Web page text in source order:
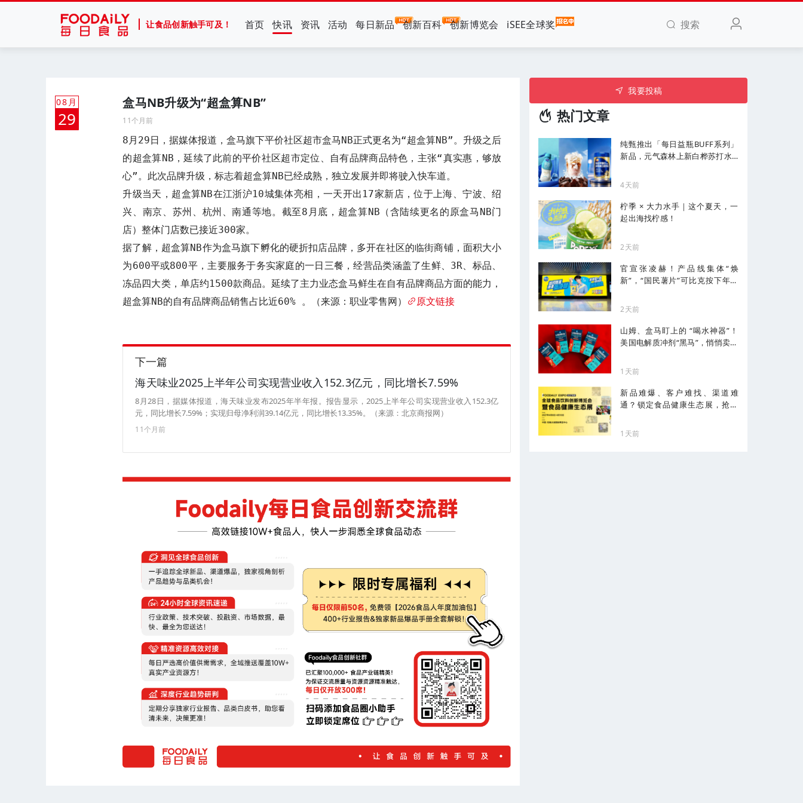
让食品创新触手可及！ 首页 快讯 资讯 活动 每日新品 创新百科 创新博览会 iSEE全球奖 搜索
08月
29
盒马NB升级为“超盒算NB”
11个月前
8月29日，据媒体报道，盒马旗下平价社区超市盒马NB正式更名为“超盒算NB”。升级之后
的超盒算NB，延续了此前的平价社区超市定位、自有品牌商品特色，主张“真实惠，够放
心”。此次品牌升级，标志着超盒算NB已经成熟，独立发展并即将驶入快车道。
升级当天，超盒算NB在江浙沪10城集体亮相，一天开出17家新店，位于上海、宁波、绍
兴、南京、苏州、杭州、南通等地。截至8月底，超盒算NB（含陆续更名的原盒马NB门
店）整体门店数已接近300家。
据了解，超盒算NB作为盒马旗下孵化的硬折扣店品牌，多开在社区的临街商铺，面积大小
为600平或800平，主要服务于务实家庭的一日三餐，经营品类涵盖了生鲜、3R、标品、
冻品四大类，单店约1500款商品。延续了主力业态盒马鲜生在自有品牌商品方面的能力，
超盒算NB的自有品牌商品销售占比近60% 。（来源：职业零售网）
原文链接
下一篇
海天味业2025上半年公司实现营业收入152.3亿元，同比增长7.59%
8月28日，据媒体报道，海天味业发布2025年半年报。报告显示，2025上半年公司实现营业收入152.3亿
元，同比增长7.59%；实现归母净利润39.14亿元，同比增长13.35%。（来源：北京商报网）
11个月前
我要投稿
热门文章
纯甄推出「每日益瓶BUFF系列」
新品，元气森林上新白桦苏打水...
4天前
柠季 × 大力水手｜这个夏天，一
起出海找柠感！
2天前
官宣张凌赫！产品线集体“焕
新”，“国民薯片”可比克按下年轻
2天前
山姆、盒马盯上的 “喝水神器”！
美国电解质冲剂“黑马”，悄悄卖了
1天前
新品难爆、客户难找、渠道难
通？锁定食品健康生态展，抢占
1天前